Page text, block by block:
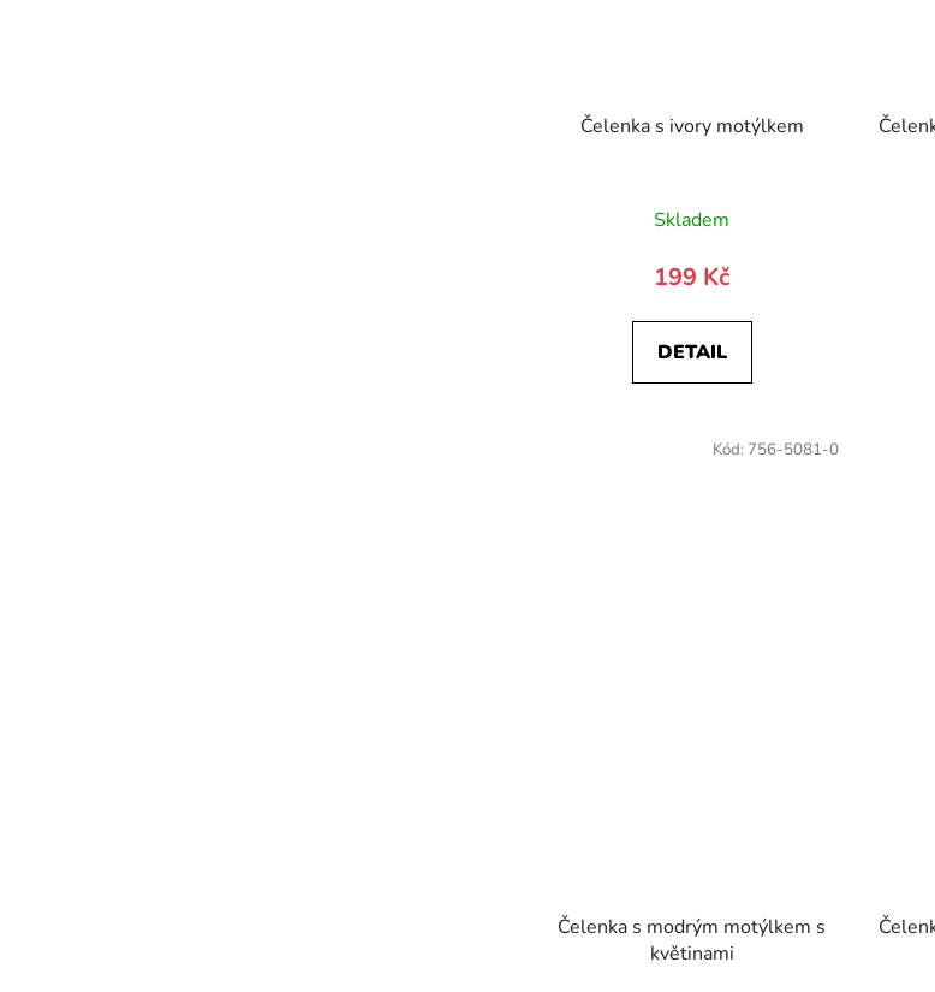
Čelenka s ivory motýlkem
Skladem
199 Kč
DETAIL
Čelenka s modrým motýlkem s
květinami
Kód: 756-5081-0